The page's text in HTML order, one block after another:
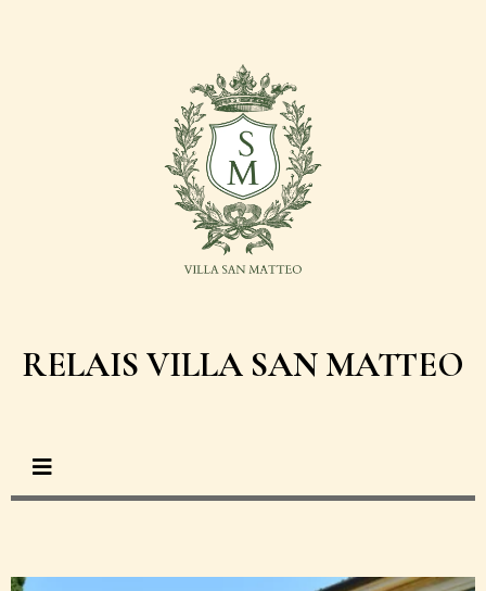
RELAIS VILLA SAN MATTEO